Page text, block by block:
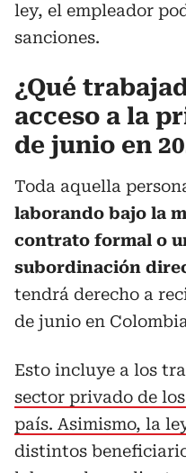
ley, el empleador
sanciones.
¿Qué
acceso a la
de junio en
Toda aquella
laborando bajo la
contrato formal o
subordinación
tendrá derecho a
de junio en
Esto incluye a los
sector privado de
país. Asimismo, la
distintos